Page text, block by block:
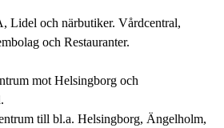
Lidel och närbutiker. Vårdcentral,
och Restauranter.
mot Helsingborg och
till bl.a. Helsingborg, Ängelholm,